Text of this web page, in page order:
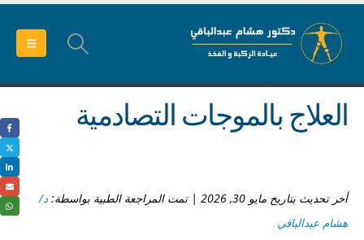
العلاج بالموجات التصادمية
أخر تحديث بتاريخ مايو 30, 2026 | تمت المراجعة الطبية بواسطة:
د/
هشام عبدالباقي